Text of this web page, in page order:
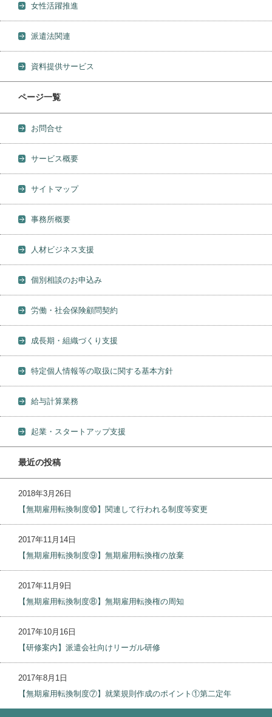
女性活躍推進
派遣法関連
資料提供サービス
ページ一覧
お問合せ
サービス概要
サイトマップ
事務所概要
人材ビジネス支援
個別相談のお申込み
労働・社会保険顧問契約
成長期・組織づくり支援
特定個人情報等の取扱に関する基本方針
給与計算業務
起業・スタートアップ支援
最近の投稿
2018年3月26日
【無期雇用転換制度⑩】関連して行われる制度等変更
2017年11月14日
【無期雇用転換制度⑨】無期雇用転換権の放棄
2017年11月9日
【無期雇用転換制度⑧】無期雇用転換権の周知
2017年10月16日
【研修案内】派遣会社向けリーガル研修
2017年8月1日
【無期雇用転換制度⑦】就業規則作成のポイント①第二定年